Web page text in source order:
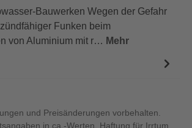
Bauwerken Wegen der Gefahr
Funken beim
von Aluminium mit r… Mehr
und Preisänderungen vorbehalten.
in ca.-Werten. Haftung für Irrtum